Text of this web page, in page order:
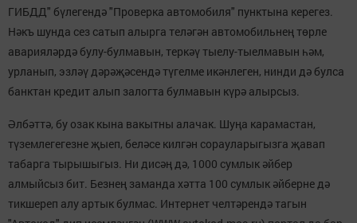
ГИБДД" бүлегендә "Проверка автомобиля" пунктына керегез.
Нәкъ шунда сез сатып алырга теләгән автомобильнең төрле
аварияләрдә булу-булмавын, теркәү тыелу-тыелмавын һәм,
урланып, эзләү дәрәҗәсендә түгелме икәнлеген, нинди дә булса
банктан кредит алып залогта булмавын күрә алырсыз.
Әлбәттә, бу озак кына вакытны алачак. Шуңа карамастан,
түземлегегезне җыеп, беләсе килгән сорауларыгызга җавап
табарга тырышыгыз. Ни дисәң дә, 1000 сумлык әйбер
алмыйсыз бит. Безнең заманда хәтта 100 сумлык әйберне дә
тикшереп алу артык булмас. Интернет челтәрендә тагын